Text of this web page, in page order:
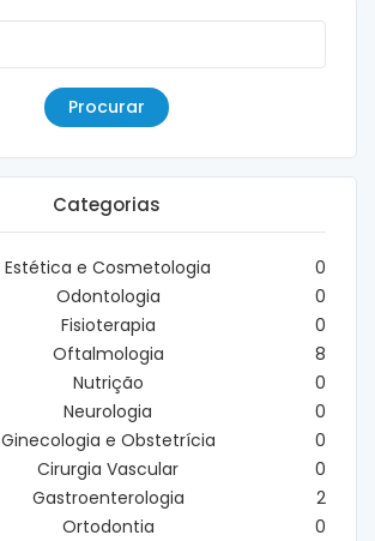
Procurar
Categorias
Estética e Cosmetologia
0
Odontologia
0
Fisioterapia
0
Oftalmologia
8
Nutrição
0
Neurologia
0
Ginecologia e Obstetrícia
0
Cirurgia Vascular
0
Gastroenterologia
2
Ortodontia
0